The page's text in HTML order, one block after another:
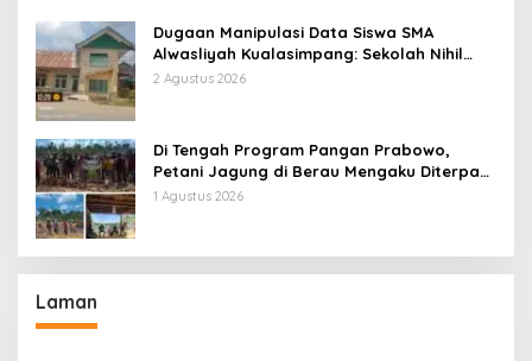
Dugaan Manipulasi Data Siswa SMA
Alwasliyah Kualasimpang: Sekolah Nihil
Murid Tapi Terima Dana BOS & Paket
2 Agustus 2026
Di Tengah Program Pangan Prabowo,
Petani Jagung di Berau Mengaku Diterpa
Tekanan Aparat
1 Agustus 2026
Laman